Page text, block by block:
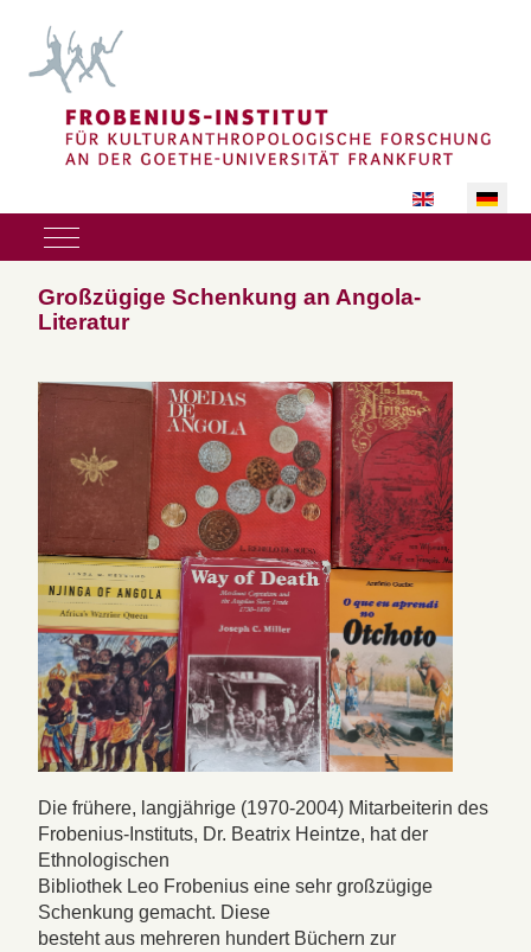
Sprache
Mobile Menu Toggle
Großzügige Schenkung an Angola-
Literatur
Die frühere, langjährige (1970-2004) Mitarbeiterin des
Frobenius-Instituts, Dr. Beatrix Heintze, hat der
Ethnologischen
Bibliothek Leo Frobenius eine sehr großzügige
Schenkung gemacht. Diese
besteht aus mehreren hundert Büchern zur